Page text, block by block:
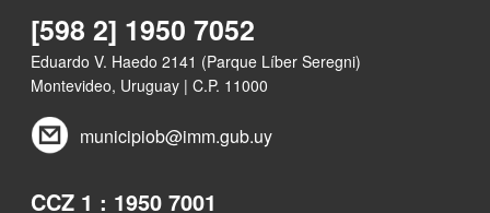
[598 2] 1950 7052
Eduardo V. Haedo 2141 (Parque Líber Seregni)
Montevideo, Uruguay | C.P. 11000
municipiob@imm.gub.uy
CCZ 1 : 1950 7001